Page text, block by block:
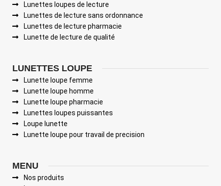
Lunettes loupes de lecture
Lunettes de lecture sans ordonnance
Lunettes de lecture pharmacie
Lunette de lecture de qualité
LUNETTES LOUPE
Lunette loupe femme
Lunette loupe homme
Lunette loupe pharmacie
Lunettes loupes puissantes
Loupe lunette
Lunette loupe pour travail de precision
MENU
Nos produits